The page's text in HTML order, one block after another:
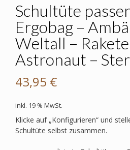
Schultüte
Ergobag –
Weltall –
Astronaut –
43,95 €
inkl. 19 % MwSt.
Klicke auf „Konfigurieren“ und
Schultüte selbst zusammen.